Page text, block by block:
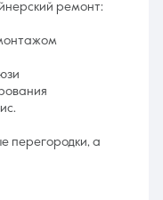
ремонт:
перегородки, а